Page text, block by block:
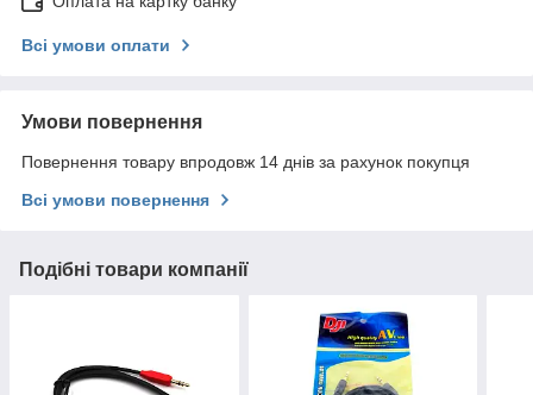
Всі умови оплати
Умови повернення
Повернення товару впродовж 14 днів за рахунок покупця
Всі умови повернення
Подібні товари компанії